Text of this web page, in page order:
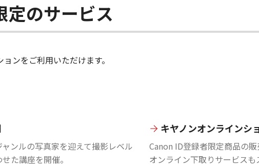
のサービス
ンをご利用いただけます。
ンルの写真家を迎えて撮影レベル
た講座を開催。
キヤノンオンラインシ
Canon ID登録者限定商品の販
オンライン下取りサービスも